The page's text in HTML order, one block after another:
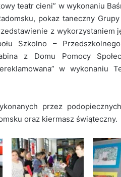
teatr cieni” w wykonaniu
pokaz taneczny
z wykorzystaniem
Szkolno –
z Domu Pomocy
w wykonaniu
przez
oraz kiermasz świąteczny.